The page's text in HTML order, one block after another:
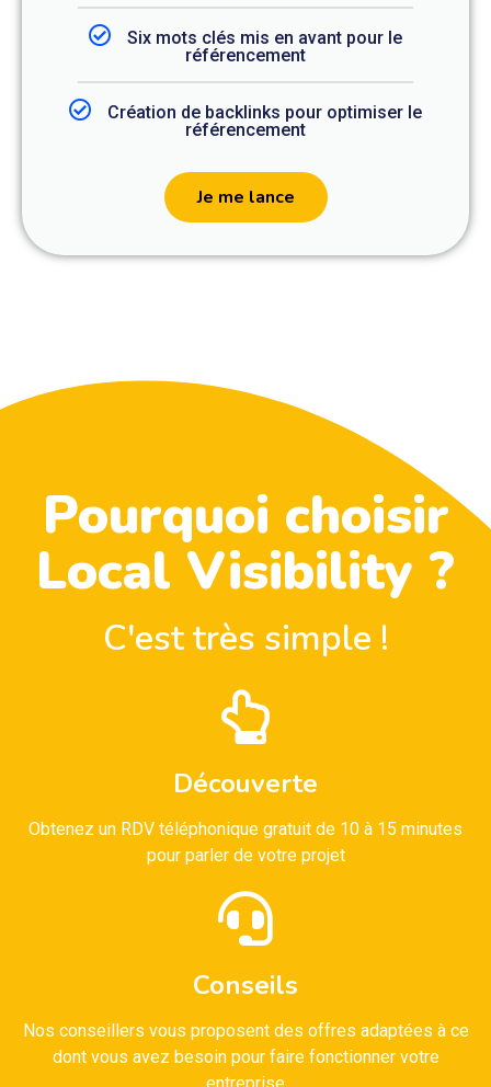
Six mots clés mis en avant pour le
référencement
Création de backlinks pour optimiser le
référencement
Je me lance
Pourquoi choisir
Local Visibility ?
C'est très simple !
Découverte
Obtenez un RDV téléphonique gratuit de 10 à 15 minutes
pour parler de votre projet
Conseils
Nos conseillers vous proposent des offres adaptées à ce
dont vous avez besoin pour faire fonctionner votre